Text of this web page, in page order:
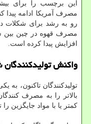
این برچسب را برای
مصرف آمریکا ادامه پیدا
رو به رشد برای شکلات
افزایش پیدا کرده است.
واکنش
تولیدکنندگان تاکنون، به
بالاتر را به مصرف
کمتر یا با مواد جایگزین را